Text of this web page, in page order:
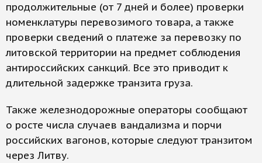
продолжительные (от 7 дней и более) проверки
номенклатуры перевозимого товара, а также
проверки сведений о платеже за перевозку по
литовской территории на предмет соблюдения
антироссийских санкций. Все это приводит к
длительной задержке транзита груза.
Также железнодорожные операторы сообщают
о росте числа случаев вандализма и порчи
российских вагонов, которые следуют транзитом
через Литву.